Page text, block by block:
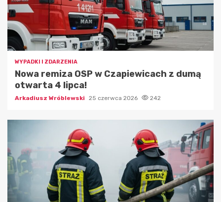
WYPADKI I ZDARZENIA
Nowa remiza OSP w Czapiewicach z dumą
otwarta 4 lipca!
Arkadiusz Wróblewski 25 czerwca 2026 242